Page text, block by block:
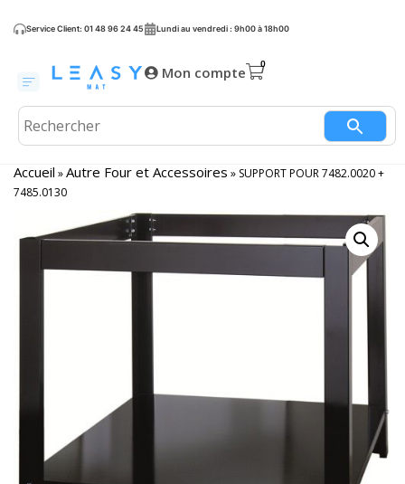
Service Client: 01 48 96 24 45 Lundi au vendredi : 9h00 à 18h00
Mon compte
Accueil »Autre Four et Accessoires » SUPPORT POUR 7482.0020 +
7485.0130